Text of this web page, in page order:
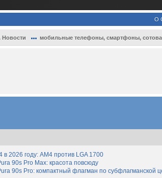
О
Новости мобильные телефоны, смартфоны,
2026 году: AM4 против LGA 1700
90s Pro Max: красота повсюду
90s Pro: компактный флагман по субфлагманской